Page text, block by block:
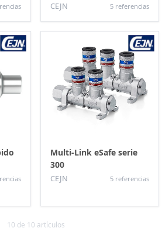
CEJN 5 referencias
Multi-Link eSafe serie
300
CEJN 5 referencias
10 de 10 artículos